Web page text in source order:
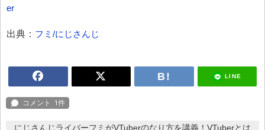
er
出典： フミ/にじさんじ
LINE
にじさんじライバーフミがVTuberのなり方を講義！VTuberとは